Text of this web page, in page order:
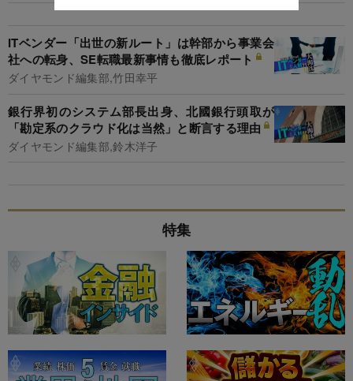
ITベンダー「出世の新ルート」は幹部から事業会
社への転身、SE転職最新事情も徹底レポート
ダイヤモンド編集部,竹田幸平
銀行界初のシステム部長出身、北國銀行頭取が
「勘定系のクラウド化は当然」と断言する理由
ダイヤモンド編集部,鈴木洋子
特集